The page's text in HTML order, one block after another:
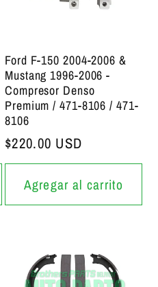
Ford F-150 2004-2006 &
Mustang 1996-2006 -
Compresor Denso
Premium / 471-8106 / 471-
8106
Precio bajo de siempre
$220.00 USD
Agregar al carrito